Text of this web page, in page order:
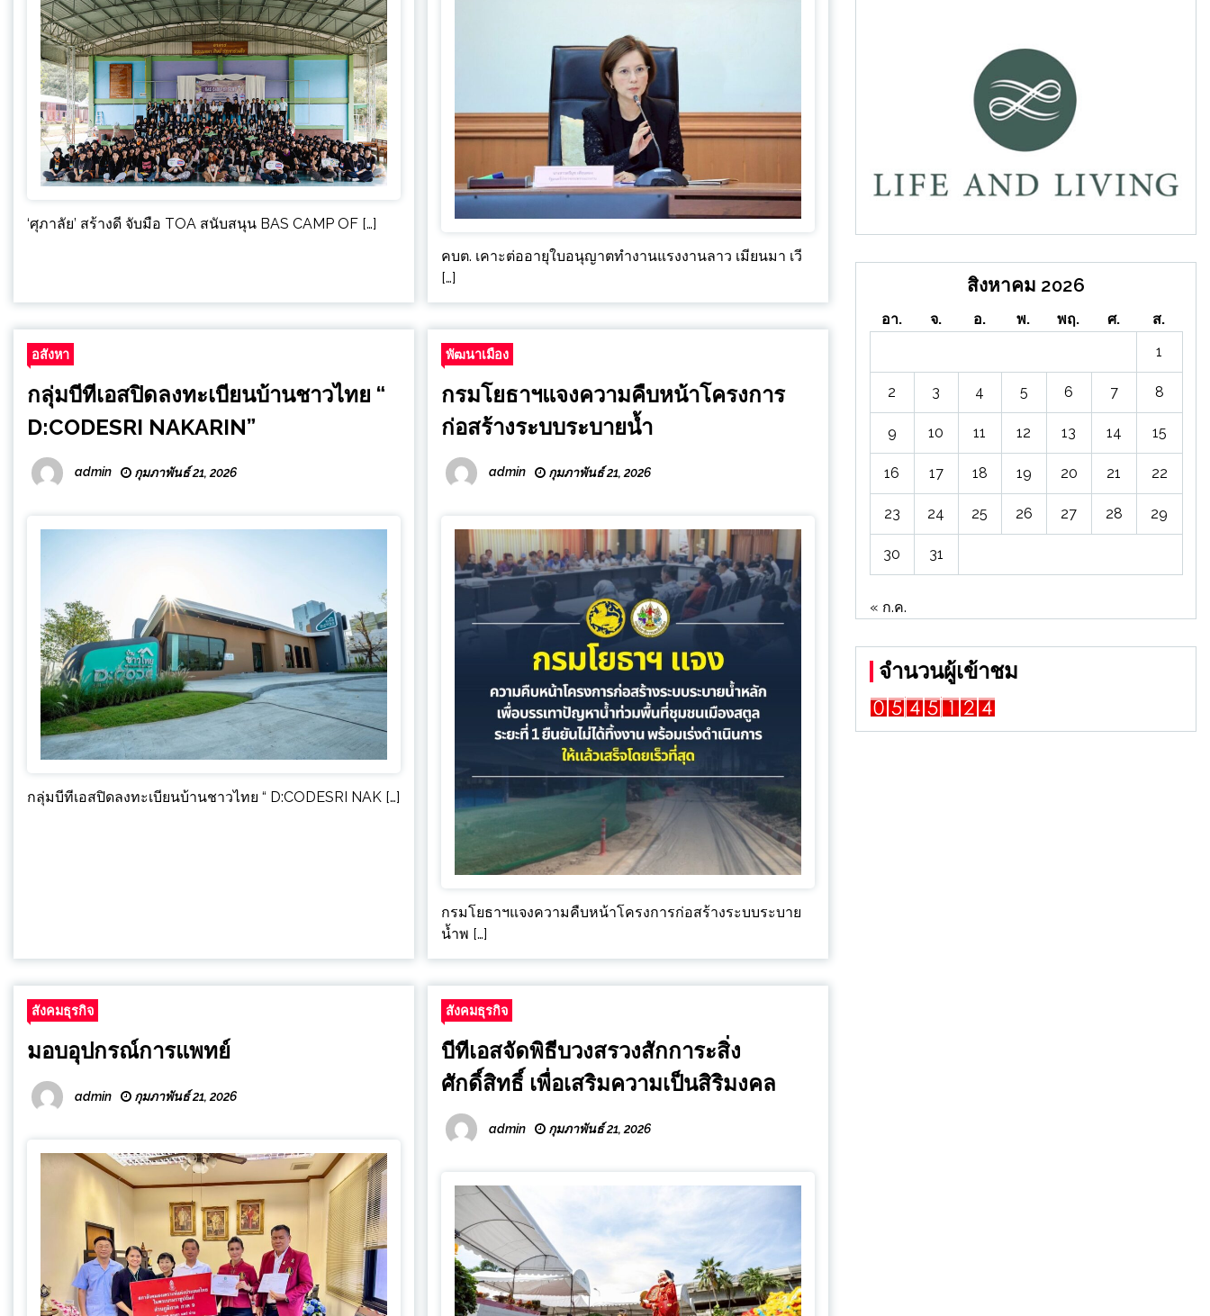
‘ศุภาลัย’ สร้างดี จับมือ TOA สนับสนุน BAS CAMP OF […]
คบต. เคาะต่ออายุใบอนุญาตทำงานแรงงานลาว เมียนมา เวี
[…]
อสังหา
กลุ่มบีทีเอสปิดลงทะเบียนบ้านชาวไทย “
D:CODESRI NAKARIN”
admin กุมภาพันธ์ 21, 2026
กลุ่มบีทีเอสปิดลงทะเบียนบ้านชาวไทย “ D:CODESRI NAK […]
พัฒนาเมือง
กรมโยธาฯแจงความคืบหน้าโครงการ
ก่อสร้างระบบระบายน้ำ
admin กุมภาพันธ์ 21, 2026
กรมโยธาฯแจงความคืบหน้าโครงการก่อสร้างระบบระบาย
น้ำพ […]
สังคมธุรกิจ
มอบอุปกรณ์การแพทย์
admin กุมภาพันธ์ 21, 2026
สังคมธุรกิจ
บีทีเอสจัดพิธีบวงสรวงสักการะสิ่ง
ศักดิ์สิทธิ์ เพื่อเสริมความเป็นสิริมงคล
admin กุมภาพันธ์ 21, 2026
สิงหาคม 2026
อา. จ. อ. พ. พฤ. ศ.
ส.
1
2 3 4 5 6 7 8
9 10 11 12 13 14 15
16 17 18 19 20 21 22
23 24 25 26 27 28 29
30 31
« ก.ค.
จำนวนผู้เข้าชม